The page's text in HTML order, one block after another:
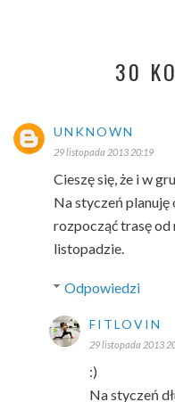
30
UNKNOWN
29 listopada 2013 20:19
Cieszę się, że i w
Na styczeń planuję
rozpocząć trasę
listopadzie.
Odpowiedzi
FITLOVIN
29 listopada 2013
:)
Na styczeń